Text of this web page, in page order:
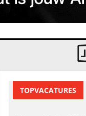
SidebarTOPVACATURES